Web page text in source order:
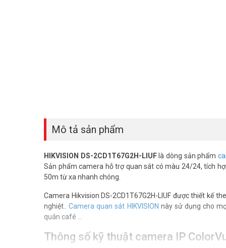
Mô tả sản phẩm
HIKVISION DS-2CD1T67G2H-LIUFlà dòng sản phẩm
Sản phẩm camera hỗ trợ quan sát có màu 24/24, tích
50m từ xa nhanh chóng.
Camera Hikvision DS-2CD1T67G2H-LIUF được thiết kế
nghiệt..Camera quan sát HIKVISION này sử dụng cho
quán café …
Thông số kỹ thuật camera IP